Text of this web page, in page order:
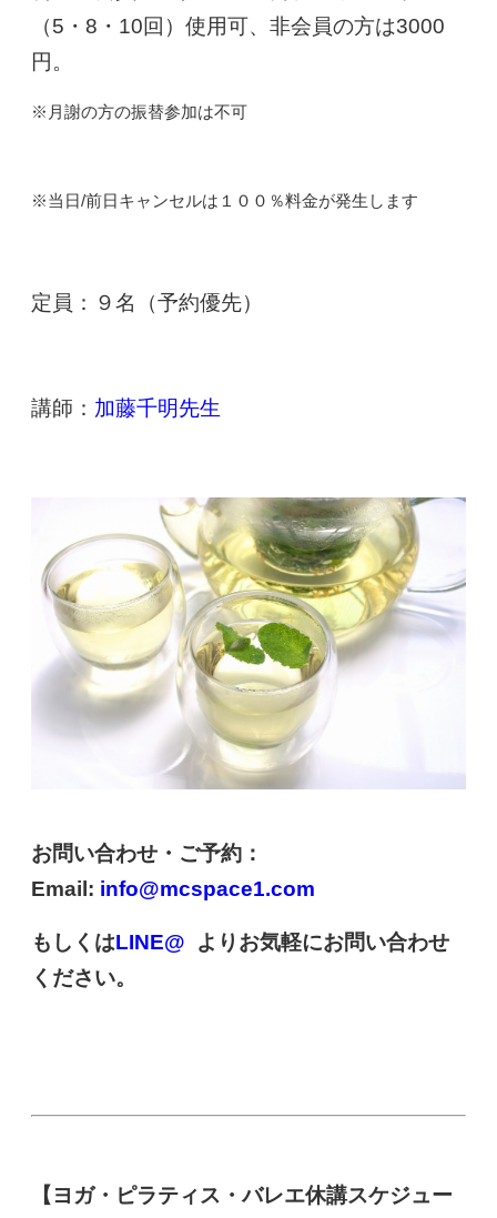
（5・8・10回）使用可、非会員の方は3000
円。
※月謝の方の振替参加は不可
※当日/前日キャンセルは１００％料金が発生します
定員：９名（予約優先）
講師： 加藤千明先生
お問い合わせ・ご予約：
Email: info@mcspace1.com
もしくはLINE@ よりお気軽にお問い合わせ
ください。
【ヨガ・ピラティス・バレエ休講スケジュー